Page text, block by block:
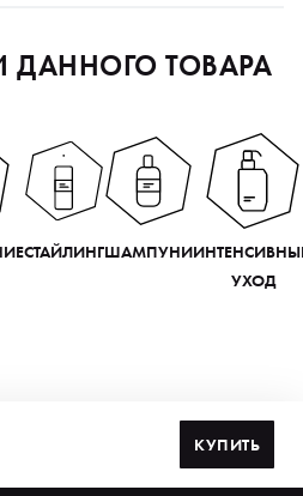
ДАННОГО ТОВАРА
СТАЙЛИНГШАМПУНИ
УХОД
КУПИТЬ